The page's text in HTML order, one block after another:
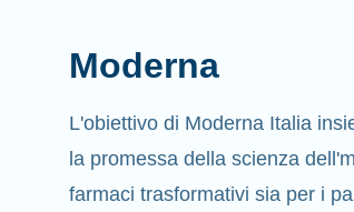
Moderna
L'obiettivo di Moderna Italia
la promessa della scienza
farmaci trasformativi sia per i